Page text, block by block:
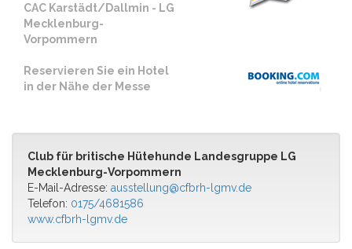
CAC Karstädt/Dallmin - LG
Mecklenburg-
Vorpommern
Reservieren Sie ein Hotel
in der Nähe der Messe
Club für britische Hütehunde Landesgruppe LG
Mecklenburg-Vorpommern
E-Mail-Adresse: ausstellung@cfbrh-lgmv.de
Telefon: 0175/4681586
www.cfbrh-lgmv.de